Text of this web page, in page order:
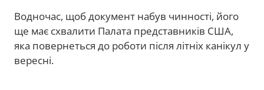
Водночас, щоб документ набув чинності, його
ще має схвалити Палата представників США,
яка повернеться до роботи після літніх канікул у
вересні.